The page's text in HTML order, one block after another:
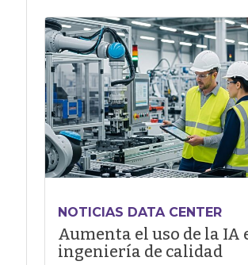
NOTICIAS DATA CENTER
Aumenta el uso de la IA
ingeniería de calidad